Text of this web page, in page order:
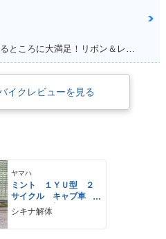
満足ポイント:こだわりを詰め込めるところに大満足！リボン＆レースの生地のシートがポイント！ ※今回のイベントでの撮影は、積載車等で移動をしており、 公道の走行はしておりません。
イクレビューを見る
ヤマハ
ミント １ＹＵ型 ２
サイクル キャブ車
バッテリー新品
シキナ解体